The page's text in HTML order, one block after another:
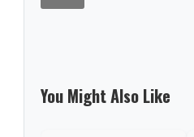
You Might Also Like